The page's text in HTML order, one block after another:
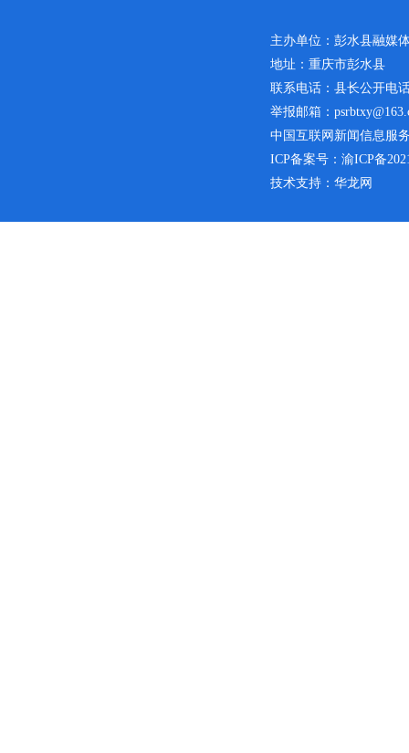
主办单位：彭水县融媒
地址：重庆市彭水县
联系电话：县长公开电
举报邮箱：
中国互联网新闻信息服
ICP备案号： 渝ICP备
技术支持：华龙网